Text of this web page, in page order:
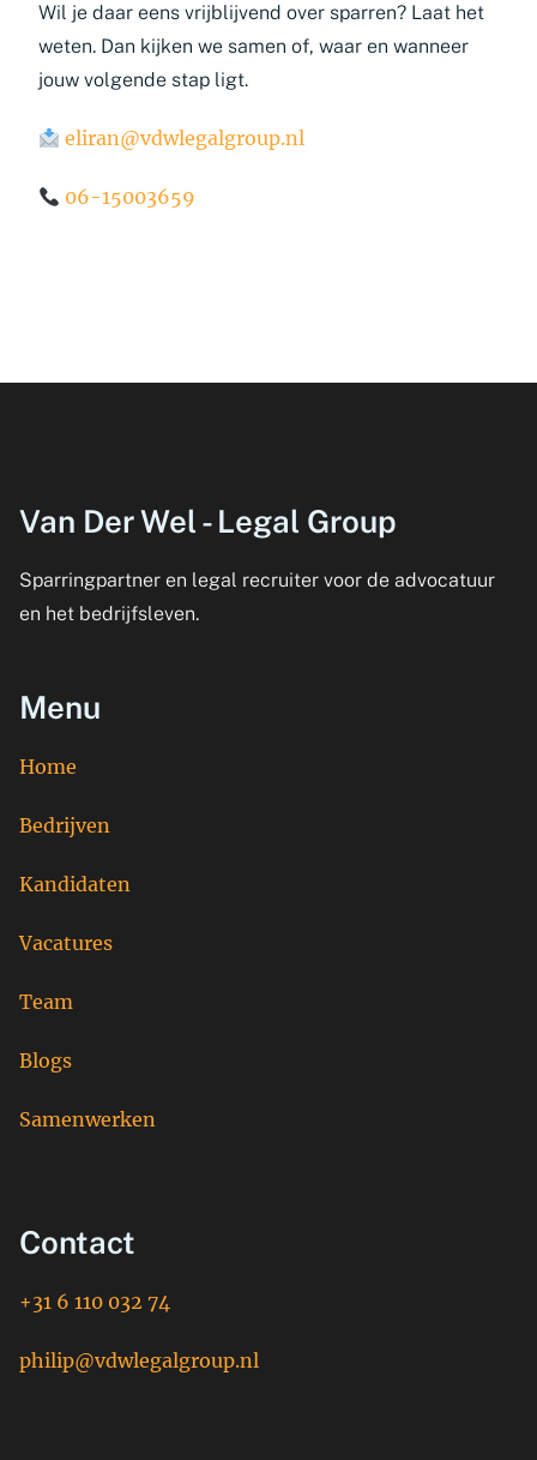
Wil je daar eens vrijblijvend over sparren? Laat het
weten. Dan kijken we samen of, waar en wanneer
jouw volgende stap ligt.
eliran@vdwlegalgroup.nl
06-15003659
Van Der Wel - Legal Group
Sparringpartner en legal recruiter voor de advocatuur
en het bedrijfsleven.
Menu
Home
Bedrijven
Kandidaten
Vacatures
Team
Blogs
Samenwerken
Contact
+31 6 110 032 74
philip@vdwlegalgroup.nl